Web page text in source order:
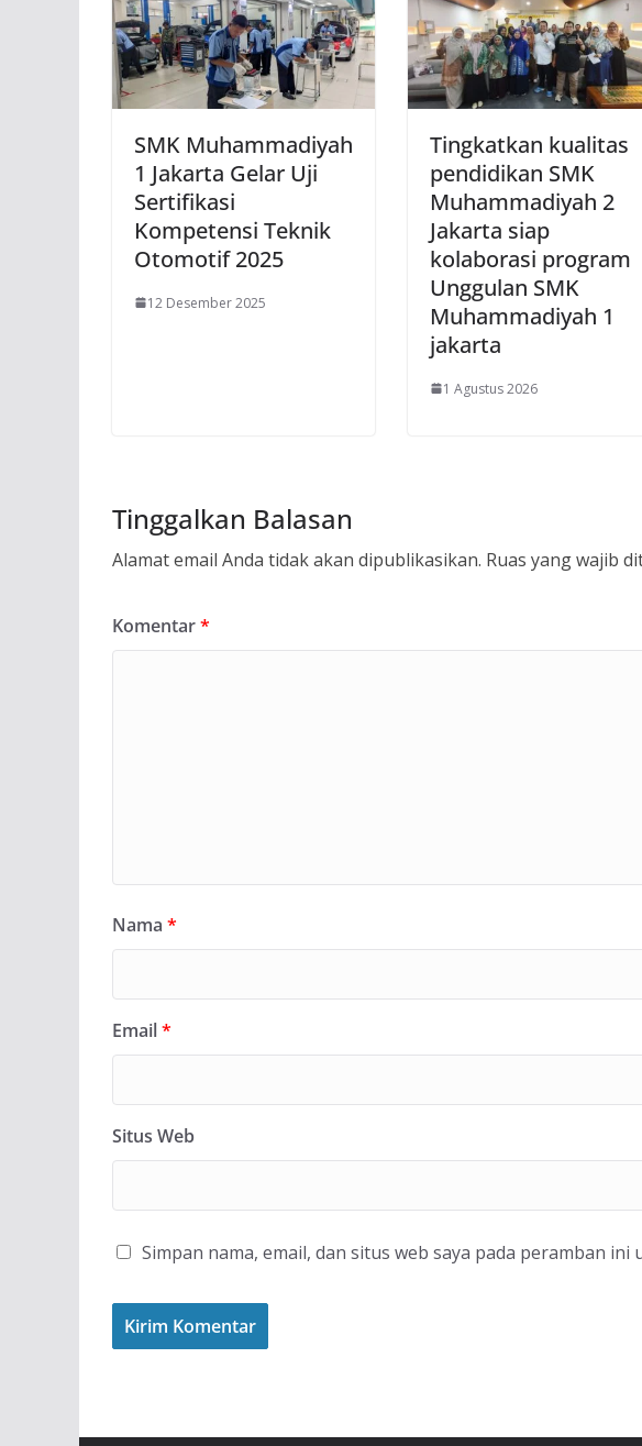
SMK Muhammadiyah
1 Jakarta Gelar Uji
Sertifikasi
Kompetensi Teknik
Otomotif 2025
12 Desember 2025
Tingkatkan kualitas
pendidikan SMK
Muhammadiyah 2
Jakarta siap
kolaborasi program
Unggulan SMK
Muhammadiyah 1
jakarta
1 Agustus 2026
Tinggalkan Balasan
Alamat email Anda tidak akan dipublikasikan. Ruas yang wajib
Komentar*
Nama *
Email*
Situs Web
Simpan nama, email, dan situs web saya pada peramban